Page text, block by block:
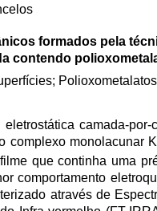
formados pela
contendo
Polioxometalatos
camada-por-
complexo monolacunar
que continha uma
comportamento
através de